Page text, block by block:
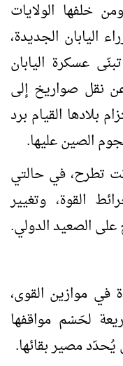
خلفها الولايات
اليابان الجديدة،
عسكرة اليابان
نقل صواريخ إلى
بلادها القيام برد
الصين عليها.
تطرح، في حالتي
القوة، وتغيير
الصعيد الدولي.
في موازين القوى،
لحَسْم مواقفها
مصير بقائها.